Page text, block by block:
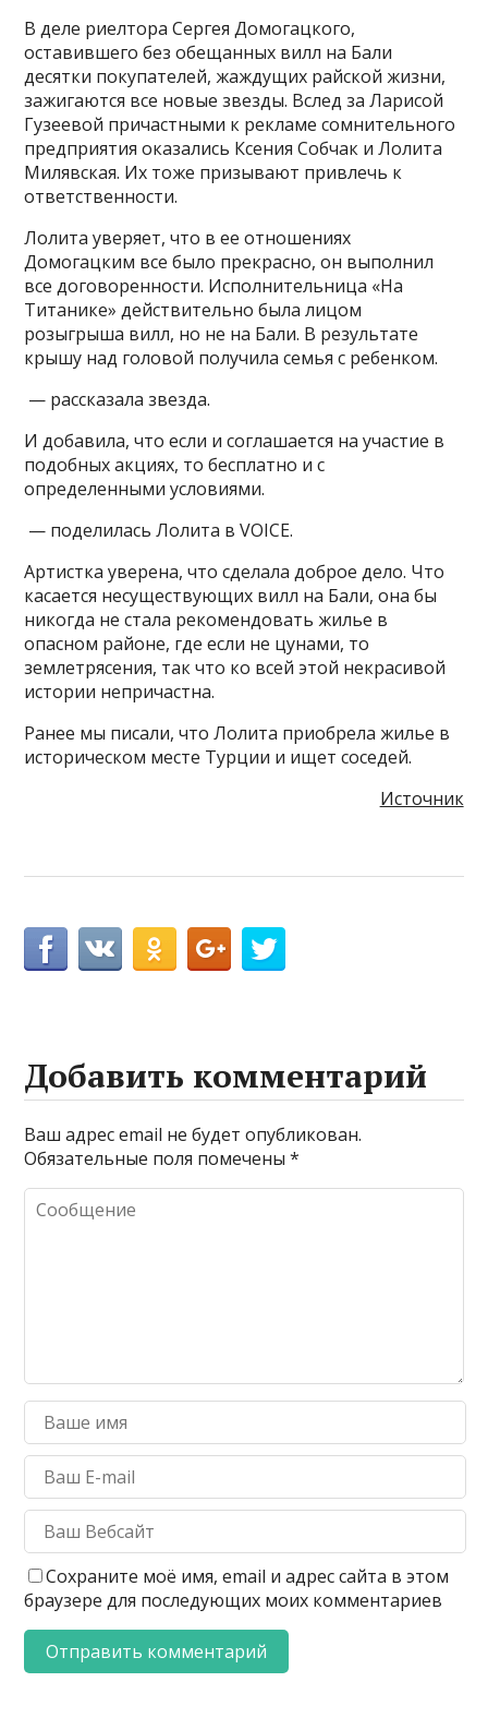
В деле риелтора Сергея Домогацкого,
оставившего без обещанных вилл на Бали
десятки покупателей, жаждущих райской жизни,
зажигаются все новые звезды. Вслед за Ларисой
Гузеевой причастными к рекламе сомнительного
предприятия оказались Ксения Собчак и Лолита
Милявская. Их тоже призывают привлечь к
ответственности.
Лолита уверяет, что в ее отношениях
Домогацким все было прекрасно, он выполнил
все договоренности. Исполнительница «На
Титанике» действительно была лицом
розыгрыша вилл, но не на Бали. В результате
крышу над головой получила семья с ребенком.
— рассказала звезда.
И добавила, что если и соглашается на участие в
подобных акциях, то бесплатно и с
определенными условиями.
— поделилась Лолита в VOICE.
Артистка уверена, что сделала доброе дело. Что
касается несуществующих вилл на Бали, она бы
никогда не стала рекомендовать жилье в
опасном районе, где если не цунами, то
землетрясения, так что ко всей этой некрасивой
истории непричастна.
Ранее мы писали, что Лолита приобрела жилье в
историческом месте Турции и ищет соседей.
Источник
Добавить комментарий
Ваш адрес email не будет опубликован.
Обязательные поля помечены*
Сохраните моё имя, email и адрес сайта в этом
браузере для последующих моих комментариев